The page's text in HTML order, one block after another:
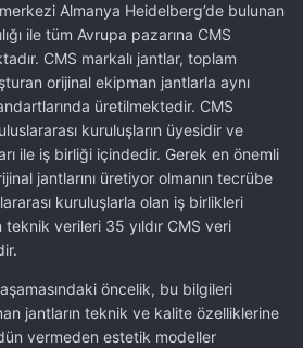
Almanya Heidelberg’de bulunan
ile tüm Avrupa pazarına CMS
CMS markalı jantlar, toplam
orijinal ekipman jantlarla aynı
üretilmektedir. CMS
kuruluşların üyesidir ve
ile iş birliği içindedir. Gerek en önemli
jantlarını üretiyor olmanın tecrübe
kuruluşlarla olan iş birlikleri
verileri 35 yıldır CMS veri
aşamasındaki öncelik, bu bilgileri
jantların teknik ve kalite özelliklerine
vermeden estetik modeller